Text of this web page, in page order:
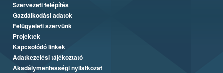
Szervezeti felépítés
Gazdálkodási adatok
Felügyeleti szervünk
Projektek
Kapcsolódó linkek
Adatkezelési tájékoztató
Akadálymentességi nyilatkozat